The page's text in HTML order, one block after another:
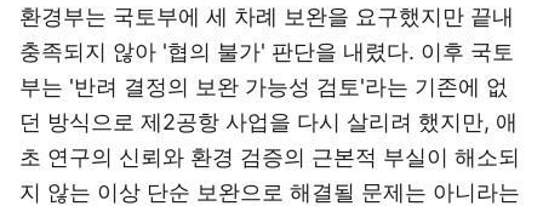
환경부는 국토부에 세 차례 보완을 요구했지만 끝내
충족되지 않아 '협의 불가' 판단을 내렸다. 이후 국토
부는 '반려 결정의 보완 가능성 검토'라는 기존에 없
던 방식으로 제2공항 사업을 다시 살리려 했지만, 애
초 연구의 신뢰와 환경 검증의 근본적 부실이 해소되
지 않는 이상 단순 보완으로 해결될 문제는 아니라는